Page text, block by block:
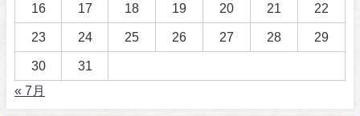
16 17 18 19 20 21 22
23 24 25 26 27 28 29
30
31
« 7月